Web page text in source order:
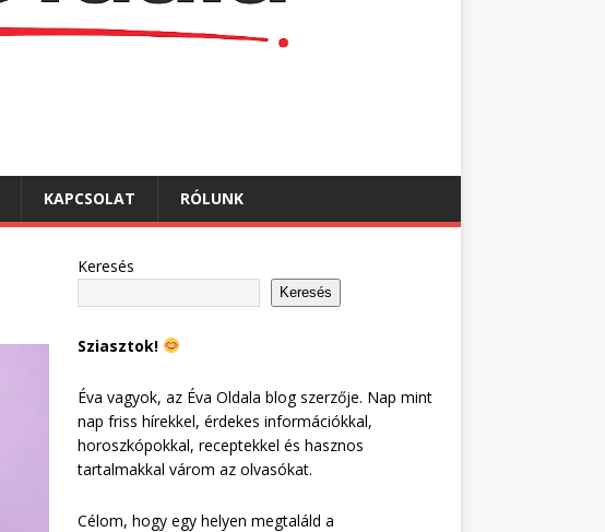
KAPCSOLAT RÓLUNK
Keresés
Keresés
Sziasztok!
Éva vagyok, az Éva Oldala blog szerzője. Nap mint
nap friss hírekkel, érdekes információkkal,
horoszkópokkal, receptekkel és hasznos
tartalmakkal várom az olvasókat.
Célom, hogy egy helyen megtaláld a